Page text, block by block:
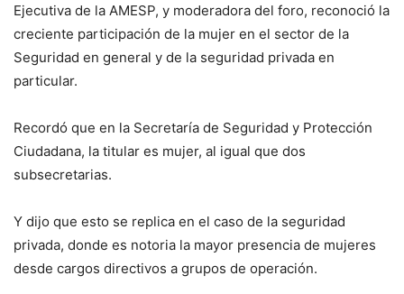
Ejecutiva de la AMESP, y moderadora del foro, reconoció la
creciente participación de la mujer en el sector de la
Seguridad en general y de la seguridad privada en
particular.
Recordó que en la Secretaría de Seguridad y Protección
Ciudadana, la titular es mujer, al igual que dos
subsecretarias.
Y dijo que esto se replica en el caso de la seguridad
privada, donde es notoria la mayor presencia de mujeres
desde cargos directivos a grupos de operación.